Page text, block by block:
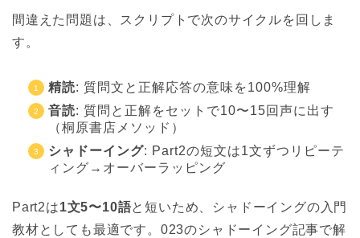
間違えた問題は、スクリプトで次のサイクルを回しま
す。
精読: 質問文と正解応答の意味を100%理解
音読: 質問と正解をセットで10〜15回声に出す
（桐原書店メソッド）
シャドーイング: Part2の短文は1文ずつリピーテ
ィング→オーバーラッピング
Part2は1文5〜10語と短いため、シャドーイングの入門
教材としても最適です。023のシャドーイング記事で解